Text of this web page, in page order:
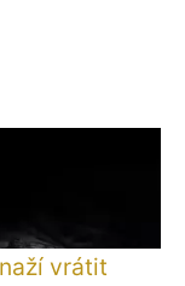
vrátit